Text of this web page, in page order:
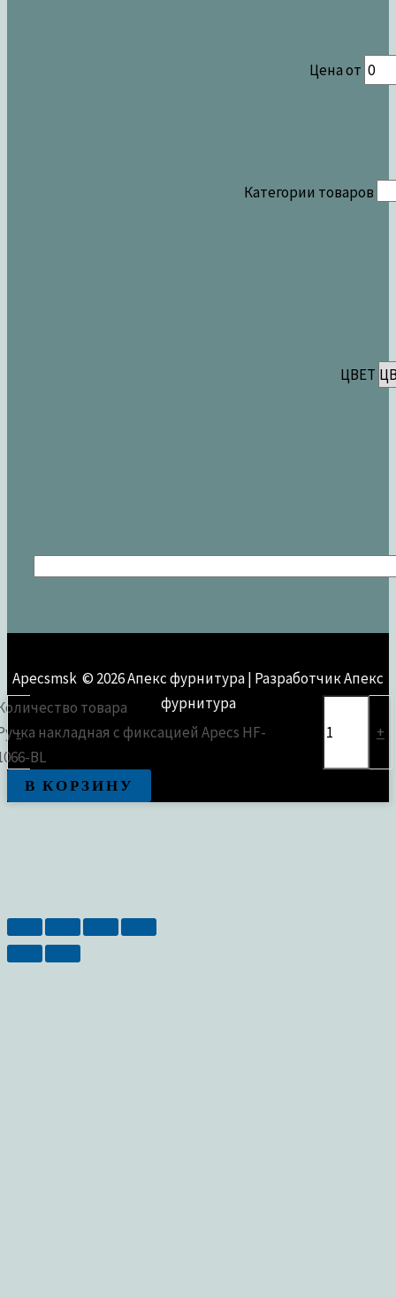
Цена от
Категории товаров
ЦВЕТ
Apecsmsk © 2026 Апекс фурнитура | Разработчик Апекс
фурнитура
-
товара
накладная с фиксацией Apecs HF-
BL
+
В КОРЗИНУ